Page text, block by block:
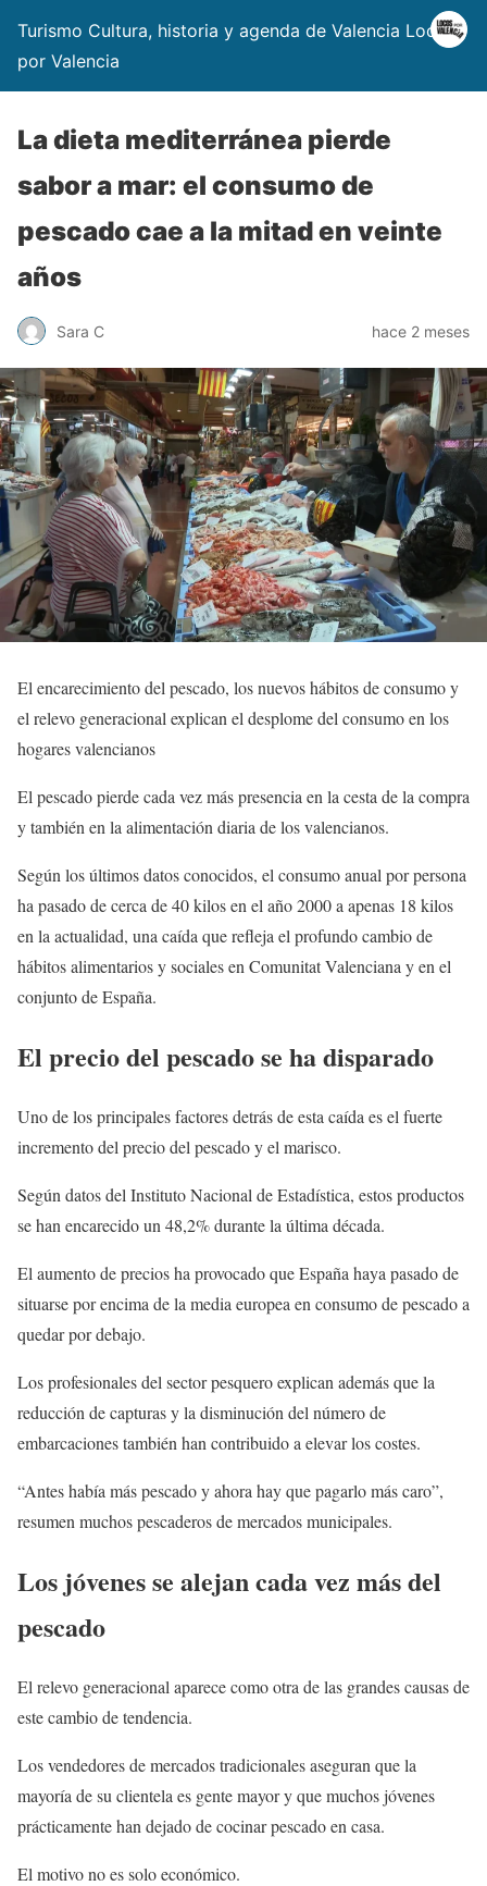
Turismo Cultura, historia y agenda de Valencia Locos
por Valencia
La dieta mediterránea pierde
sabor a mar: el consumo de
pescado cae a la mitad en veinte
años
Sara C hace 2 meses
El encarecimiento del pescado, los nuevos hábitos de consumo y
el relevo generacional explican el desplome del consumo en los
hogares valencianos
El pescado pierde cada vez más presencia en la cesta de la compra
y también en la alimentación diaria de los valencianos.
Según los últimos datos conocidos, el consumo anual por persona
ha pasado de cerca de 40 kilos en el año 2000 a apenas 18 kilos
en la actualidad, una caída que refleja el profundo cambio de
hábitos alimentarios y sociales en Comunitat Valenciana y en el
conjunto de España.
El precio del pescado se ha disparado
Uno de los principales factores detrás de esta caída es el fuerte
incremento del precio del pescado y el marisco.
Según datos del Instituto Nacional de Estadística, estos productos
se han encarecido un 48,2% durante la última década.
El aumento de precios ha provocado que España haya pasado de
situarse por encima de la media europea en consumo de pescado a
quedar por debajo.
Los profesionales del sector pesquero explican además que la
reducción de capturas y la disminución del número de
embarcaciones también han contribuido a elevar los costes.
“Antes había más pescado y ahora hay que pagarlo más caro”,
resumen muchos pescaderos de mercados municipales.
Los jóvenes se alejan cada vez más del
pescado
El relevo generacional aparece como otra de las grandes causas de
este cambio de tendencia.
Los vendedores de mercados tradicionales aseguran que la
mayoría de su clientela es gente mayor y que muchos jóvenes
prácticamente han dejado de cocinar pescado en casa.
El motivo no es solo económico.